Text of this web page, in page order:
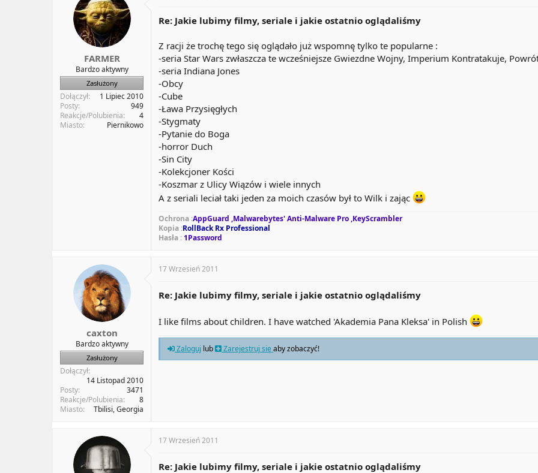
FARMER
Bardzo aktywny
Zasłużony
Dołączył
1 Lipiec 2010
Posty
949
Reakcje/Polubienia
4
Miasto
Piernikowo
Re: Jakie lubimy filmy, seriale i jakie ostatnio oglądaliśmy
Z racji że trochę tego się oglądało już wspomnę tylko te popularne :
-seria Star Wars zwłaszcza te wcześniejsze Gwiezdne Wojny, Imperium Kontratakuje,
-seria Indiana Jones
-Obcy
-Cube
-Ława Przysięgłych
-Stygmaty
-Pytanie do Boga
-horror Duch
-Sin City
-Kolekcjoner Kości
-Koszmar z Ulicy Wiązów i wiele innych
A z seriali leciał taki jeden za moich czasów był to Wilk i zając
Ochrona :AppGuard ,Malwarebytes' Anti-Malware Pro ,KeyScrambler
Kopia :RollBack Rx Professional
Hasła : 1Password
caxton
Bardzo aktywny
Zasłużony
Dołączył
14 Listopad 2010
Posty
3471
Reakcje/Polubienia
8
Miasto
Tbilisi, Georgia
17 Wrzesień 2011
Re: Jakie lubimy filmy, seriale i jakie ostatnio oglądaliśmy
I like films about children. I have watched 'Akademia Pana Kleksa' in Polish
Zaloguj lub Zarejestruj sięaby zobaczyć!
17 Wrzesień 2011
Re: Jakie lubimy filmy, seriale i jakie ostatnio oglądaliśmy